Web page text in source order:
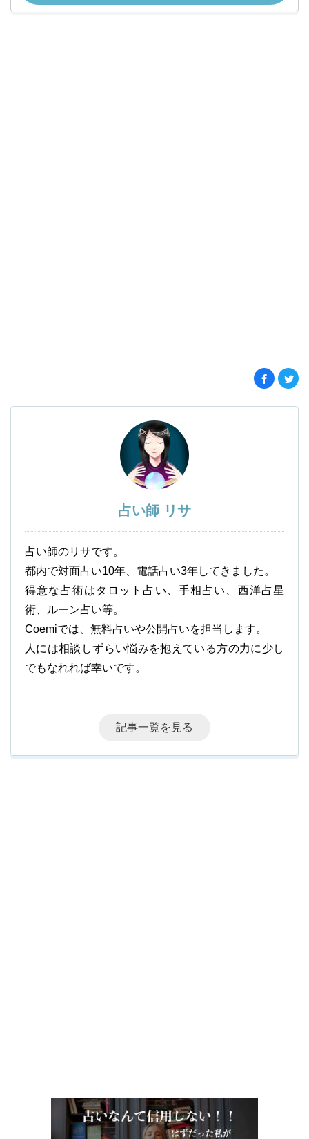
占い師 リサ
占い師のリサです。
都内で対面占い10年、電話占い3年してきました。
得意な占術はタロット占い、手相占い、西洋占星
術、ルーン占い等。
Coemiでは、無料占いや公開占いを担当します。
人には相談しずらい悩みを抱えている方の力に少し
でもなれれば幸いです。
記事一覧を見る